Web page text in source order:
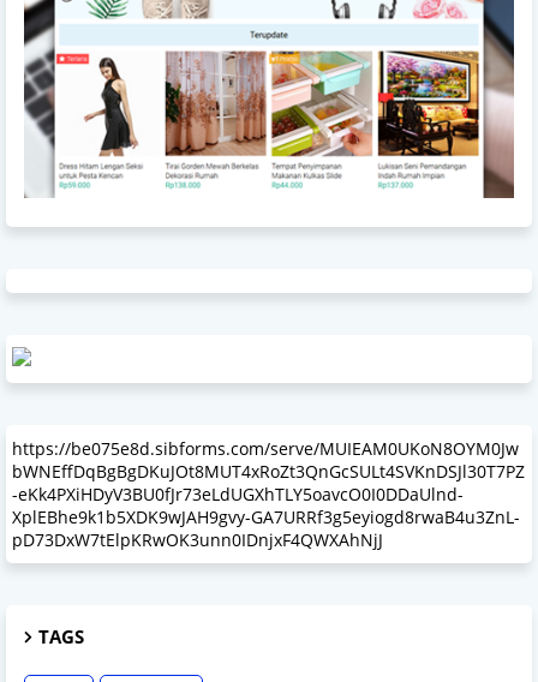
https://be075e8d.sibforms.com/serve/MUIEAM0UKoN8OYM0Jw
bWNEffDqBgBgDKuJOt8MUT4xRoZt3QnGcSULt4SVKnDSJl30T7PZ
-eKk4PXiHDyV3BU0fJr73eLdUGXhTLY5oavcO0I0DDaUlnd-
XplEBhe9k1b5XDK9wJAH9gvy-GA7URRf3g5eyiogd8rwaB4u3ZnL-
pD73DxW7tElpKRwOK3unn0IDnjxF4QWXAhNjJ
TAGS